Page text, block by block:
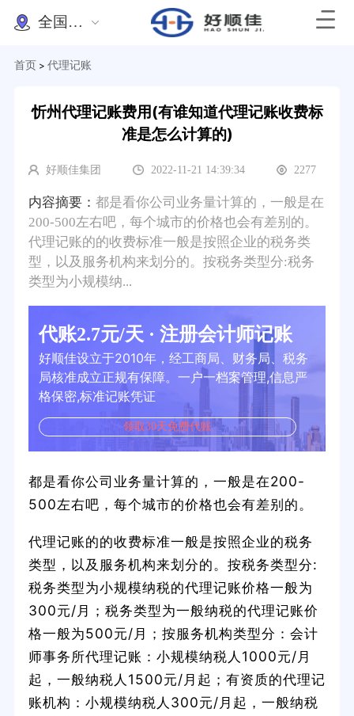
全国办理
首页 > 代理记账
忻州代理记账费用(有谁知道代理记账收费标
准是怎么计算的)
好顺佳集团 2022-11-21 14:39:34 2277
内容摘要： 都是看你公司业务量计算的，一般是在
200-500左右吧，每个城市的价格也会有差别的。
代理记账的的收费标准一般是按照企业的税务类
型，以及服务机构来划分的。按税务类型分:税务
类型为小规模纳...
代账2.7元/天 · 注册会计师记账
好顺佳设立于2010年，经工商局、财务局、税务
局核准成立正规有保障。一户一档案管理,信息严
格保密,标准记账凭证
领取30天免费代账
都是看你公司业务量计算的，一般是在200-
500左右吧，每个城市的价格也会有差别的。
代理记账的的收费标准一般是按照企业的税务
类型，以及服务机构来划分的。按税务类型分:
税务类型为小规模纳税的代理记账价格一般为
300元/月；税务类型为一般纳税的代理记账价
格一般为500元/月；按服务机构类型分：会计
师事务所代理记账：小规模纳税人1000元/月
起，一般纳税人1500元/月起；有资质的代理记
账机构：小规模纳税人300元/月起，一般纳税